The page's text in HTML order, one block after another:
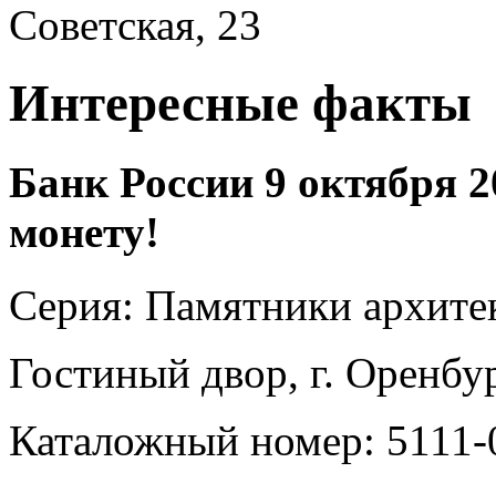
Советская, 23
Интересные факты
Банк России 9 октября
монету!
Серия: Памятники
Гостиный двор, г.
Каталожный номер: